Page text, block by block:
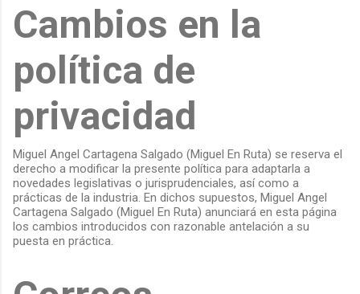
Cambios en la
política de
privacidad
Miguel Angel Cartagena Salgado (Miguel En Ruta) se reserva el
derecho a modificar la presente política para adaptarla a
novedades legislativas o jurisprudenciales, así como a
prácticas de la industria. En dichos supuestos, Miguel Angel
Cartagena Salgado (Miguel En Ruta) anunciará en esta página
los cambios introducidos con razonable antelación a su
puesta en práctica.